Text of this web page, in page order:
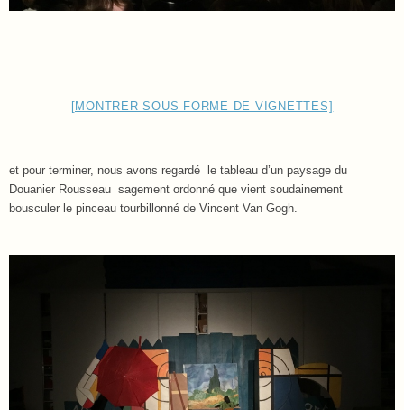
[MONTRER SOUS FORME DE VIGNETTES]
et pour terminer, nous avons regardé le tableau d’un paysage du
Douanier Rousseau sagement ordonné que vient soudainement
bousculer le pinceau tourbillonné de Vincent Van Gogh.